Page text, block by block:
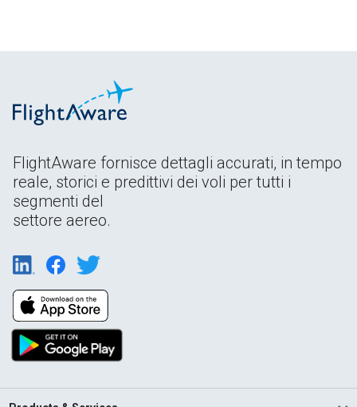
FlightAware fornisce dettagli accurati, in tempo
reale, storici e predittivi dei voli per tutti i
segmenti del
settore aereo.